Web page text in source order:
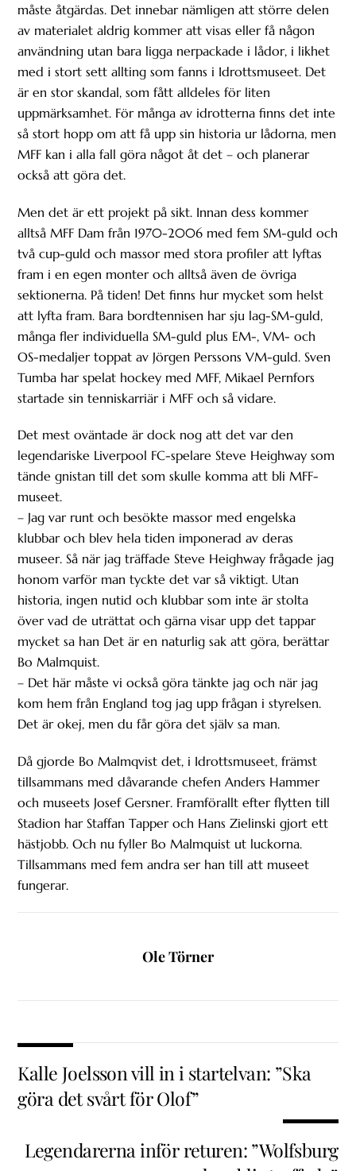
måste åtgärdas. Det innebar nämligen att större delen
av materialet aldrig kommer att visas eller få någon
användning utan bara ligga nerpackade i lådor, i likhet
med i stort sett allting som fanns i Idrottsmuseet. Det
är en stor skandal, som fått alldeles för liten
uppmärksamhet. För många av idrotterna finns det inte
så stort hopp om att få upp sin historia ur lådorna, men
MFF kan i alla fall göra något åt det – och planerar
också att göra det.
Men det är ett projekt på sikt. Innan dess kommer
alltså MFF Dam från 1970-2006 med fem SM-guld och
två cup-guld och massor med stora profiler att lyftas
fram i en egen monter och alltså även de övriga
sektionerna. På tiden! Det finns hur mycket som helst
att lyfta fram. Bara bordtennisen har sju lag-SM-guld,
många fler individuella SM-guld plus EM-, VM- och
OS-medaljer toppat av Jörgen Perssons VM-guld. Sven
Tumba har spelat hockey med MFF, Mikael Pernfors
startade sin tenniskarriär i MFF och så vidare.
Det mest oväntade är dock nog att det var den
legendariske Liverpool FC-spelare Steve Heighway som
tände gnistan till det som skulle komma att bli MFF-
museet.
– Jag var runt och besökte massor med engelska
klubbar och blev hela tiden imponerad av deras
museer. Så när jag träffade Steve Heighway frågade jag
honom varför man tyckte det var så viktigt. Utan
historia, ingen nutid och klubbar som inte är stolta
över vad de uträttat och gärna visar upp det tappar
mycket sa han Det är en naturlig sak att göra, berättar
Bo Malmquist.
– Det här måste vi också göra tänkte jag och när jag
kom hem från England tog jag upp frågan i styrelsen.
Det är okej, men du får göra det själv sa man.
Då gjorde Bo Malmqvist det, i Idrottsmuseet, främst
tillsammans med dåvarande chefen Anders Hammer
och museets Josef Gersner. Framförallt efter flytten till
Stadion har Staffan Tapper och Hans Zielinski gjort ett
hästjobb. Och nu fyller Bo Malmquist ut luckorna.
Tillsammans med fem andra ser han till att museet
fungerar.
Ole Törner
Kalle Joelsson vill in i startelvan: ”Ska
göra det svårt för Olof”
Legendarerna inför returen: ”Wolfsburg